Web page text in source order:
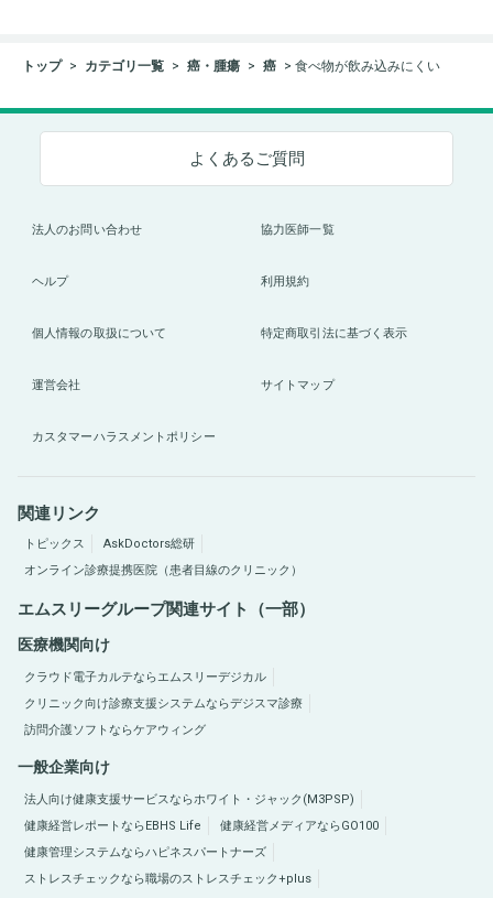
トップ カテゴリ一覧 癌・腫瘍 癌 食べ物が飲み込みにくい
よくあるご質問
法人のお問い合わせ 協力医師一覧
ヘルプ 利用規約
個人情報の取扱について 特定商取引法に基づく表示
運営会社 サイトマップ
カスタマーハラスメントポリシー
関連リンク
トピックス
AskDoctors総研
オンライン診療提携医院（患者目線のクリニック）
エムスリーグループ関連サイト（一部）
医療機関向け
クラウド電子カルテならエムスリーデジカル
クリニック向け診療支援システムならデジスマ診療
訪問介護ソフトならケアウィング
一般企業向け
法人向け健康支援サービスならホワイト・ジャック(M3PSP)
健康経営レポートならEBHS Life
健康経営メディアならGO100
健康管理システムならハピネスパートナーズ
ストレスチェックなら職場のストレスチェック+plus